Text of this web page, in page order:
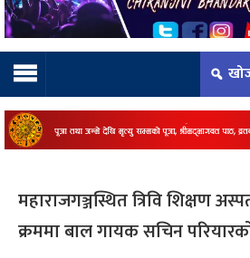
महाराजगञ्जस्थित त्रिवि शिक्षण
क्रममा बाल गायक सचिन